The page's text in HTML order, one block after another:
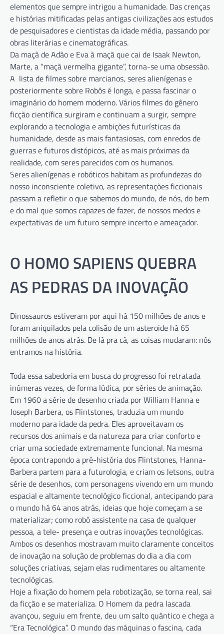
elementos que sempre intrigou a humanidade. Das crenças
e histórias mitificadas pelas antigas civilizações aos estudos
de pesquisadores e cientistas da idade média, passando por
obras literárias e cinematográficas.
Da maçã de Adão e Eva à maçã que cai de Isaak Newton,
Marte, a “maçã vermelha gigante”, torna-se uma obsessão.
A lista de filmes sobre marcianos, seres alienígenas e
posteriormente sobre Robôs é longa, e passa fascinar o
imaginário do homem moderno. Vários filmes do gênero
ficção científica surgiram e continuam a surgir, sempre
explorando a tecnologia e ambições futurísticas da
humanidade, desde as mais fantasiosas, com enredos de
guerras e futuros distópicos, até as mais próximas da
realidade, com seres parecidos com os humanos.
Seres alienígenas e robóticos habitam as profundezas do
nosso inconsciente coletivo, as representações ficcionais
passam a refletir o que sabemos do mundo, de nós, do bem
e do mal que somos capazes de fazer, de nossos medos e
expectativas de um futuro sempre incerto e ameaçador.
O HOMO SAPIENS QUEBRA
AS PEDRAS DA INOVAÇÃO
Dinossauros estiveram por aqui há 150 milhões de anos e
foram aniquilados pela colisão de um asteroide há 65
milhões de anos atrás. De lá pra cá, as coisas mudaram: nós
entramos na história.
Toda essa sabedoria em busca do progresso foi retratada
inúmeras vezes, de forma lúdica, por séries de animação.
Em 1960 a série de desenho criada por William Hanna e
Joseph Barbera, os Flintstones, traduzia um mundo
moderno para idade da pedra. Eles aproveitavam os
recursos dos animais e da natureza para criar conforto e
criar uma sociedade extremamente funcional. Na mesma
época contrapondo a pré-história dos Flintstones, Hanna-
Barbera partem para a futurologia, e criam os Jetsons, outra
série de desenhos, com personagens vivendo em um mundo
espacial e altamente tecnológico ficcional, antecipando para
o mundo há 64 anos atrás, ideias que hoje começam a se
materializar; como robô assistente na casa de qualquer
pessoa, a tele- presença e outras inovações tecnológicas.
Ambos os desenhos mostravam muito claramente conceitos
de inovação na solução de problemas do dia a dia com
soluções criativas, sejam elas rudimentares ou altamente
tecnológicas.
Hoje a fixação do homem pela robotização, se torna real, sai
da ficção e se materializa. O Homem da pedra lascada
avançou, seguiu em frente, deu um salto quântico e chega a
“Era Tecnológica”. O mundo das máquinas o fascina, cada